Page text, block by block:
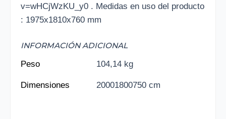
v=wHCjWzKU_y0 . Medidas en uso del producto
: 1975x1810x760 mm
INFORMACIÓN ADICIONAL
Peso
104,14 kg
Dimensiones 20001800750 cm